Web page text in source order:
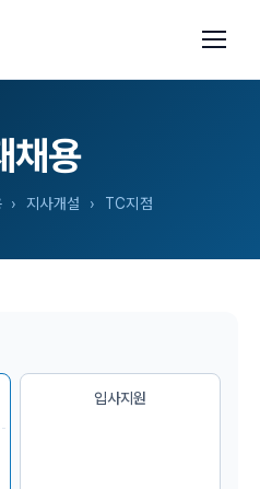
채용
› 지사개설 › TC지점
입사지원